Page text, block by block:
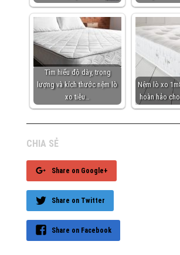
Tìm hiểu độ dày, trọng
lượng và kích thước nệm lò
xo tiêu…
Nệm lò xo
hoàn hảo
CHIA SẺ
Share on Google+
Share on Twitter
Share on Facebook